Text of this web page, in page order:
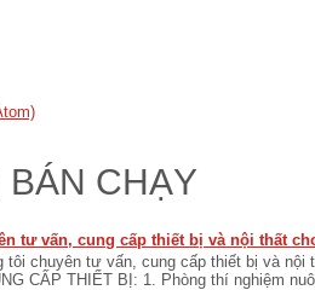
CHẠY
tư vấn, cung cấp thiết bị và nội thất
tôi chuyên tư vấn, cung cấp thiết bị và nội
CẤP THIẾT BỊ: 1. Phòng thí nghiệm nuôi